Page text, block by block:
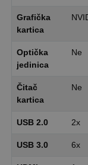
Grafička
kartica
Optička
jedinica
Ne
Čitač
kartica
Ne
USB 2.0 2x
USB 3.0 6x